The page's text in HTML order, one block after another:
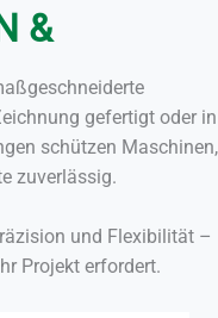
&
gefertigt oder in
schützen Maschinen,
zuverlässig.
und Flexibilität –
Projekt erfordert.